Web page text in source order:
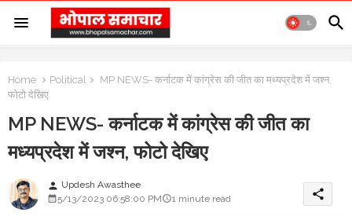
Home Political
MP NEWS- कर्नाटक में कांग्रेस की जीत का मध्यप्रदेश में जश्न,
फोटो देखिए
MP NEWS- कर्नाटक में कांग्रेस की जीत का
मध्यप्रदेश में जश्न, फोटो देखिए
person Updesh Awasthee
5/13/2023 06:58:00 PM
1 minute read share